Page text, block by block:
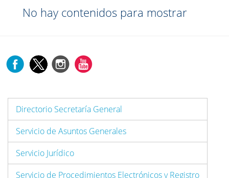
No hay contenidos para mostrar
Directorio Secretaría General
Servicio de Asuntos Generales
Servicio Jurídico
Servicio de Procedimientos Electrónicos y Registro